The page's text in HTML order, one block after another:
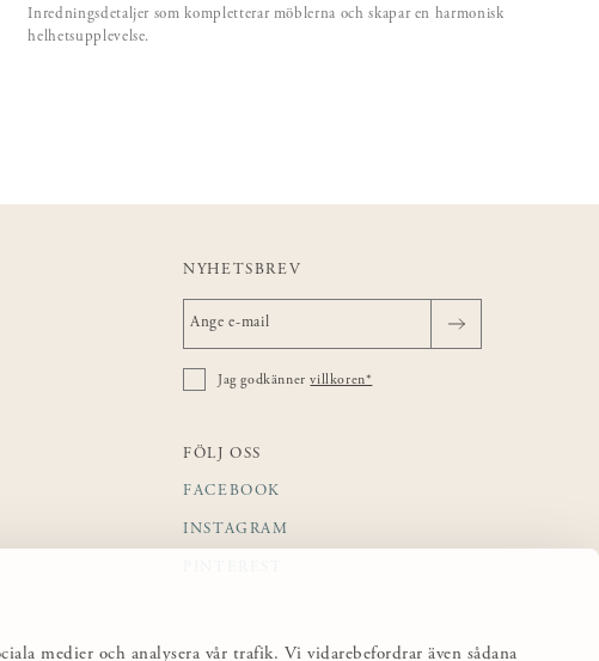
medier och analysera vår trafik. Vi vidarebefordrar även sådana
Inredningsdetaljer som kompletterar möblerna och skapar en harmonisk
helhetsupplevelse.
NYHETSBREV
Jag godkännervillkoren*
FÖLJ OSS
FACEBOOK
INSTAGRAM